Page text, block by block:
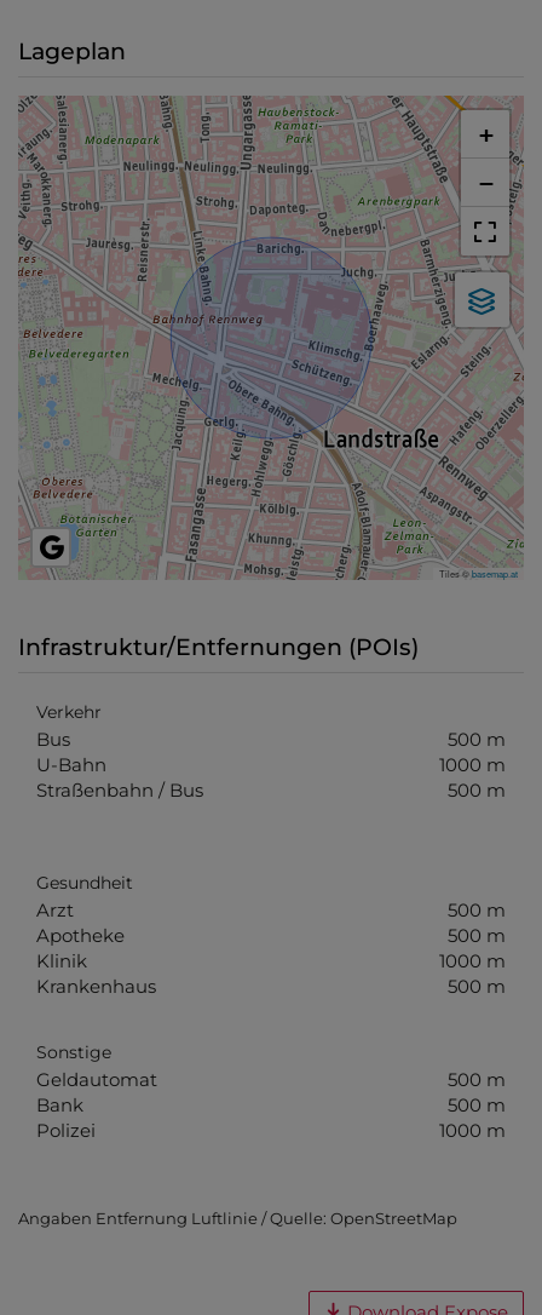
Lageplan
+
−
Tiles ©basemap.at
Infrastruktur/Entfernungen (POIs)
Verkehr
Bus
500 m
U-Bahn
1000 m
Straßenbahn / Bus
500 m
Gesundheit
Arzt
500 m
Apotheke
500 m
Klinik
1000 m
Krankenhaus
500 m
Sonstige
Geldautomat
500 m
Bank
500 m
Polizei
1000 m
Angaben Entfernung Luftlinie / Quelle: OpenStreetMap